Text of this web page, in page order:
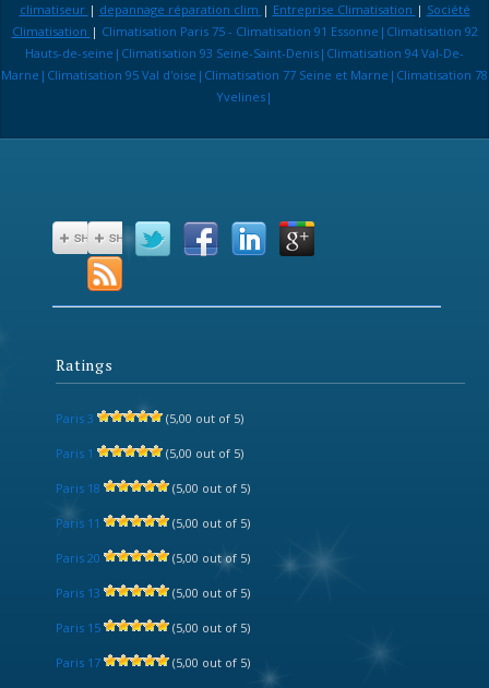
climatiseur | depannage réparation clim | Entreprise Climatisation | Société
Climatisation | Climatisation Paris 75 - Climatisation 91 Essonne|Climatisation 92
Hauts-de-seine|Climatisation 93 Seine-Saint-Denis|Climatisation 94 Val-De-
Marne|Climatisation 95 Val d'oise|Climatisation 77 Seine et Marne|Climatisation 78
Yvelines|
Ratings
Paris 3 (5,00 out of 5)
Paris 1 (5,00 out of 5)
Paris 18 (5,00 out of 5)
Paris 11 (5,00 out of 5)
Paris 20 (5,00 out of 5)
Paris 13 (5,00 out of 5)
Paris 15 (5,00 out of 5)
Paris 17 (5,00 out of 5)